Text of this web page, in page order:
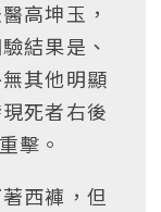
高坤玉，
結果是、
其他明顯
死者右後
擊。
西褲，但